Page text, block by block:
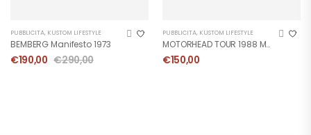
PUBBLICITÀ, KUSTOM LIFESTYLE
BEMBERG Manifesto 1973
€190,00 €290,00
PUBBLICITÀ, KUSTOM LIFESTYLE
MOTORHEAD TOUR 1988 Manifesto
€150,00